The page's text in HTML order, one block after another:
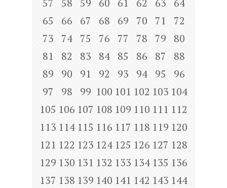
65
66 67 68 69 70 71
72
73
74 75 76 77 78 79
80
81
82 83 84 85 86 87
88
89
90 91 92 93 94 95
96
97
98 99 100 101 102 103 104
105 106 107 108 109 110 111 112
113 114 115 116 117 118 119 120
121 122 123 124 125 126 127 128
129 130 131 132 133 134 135 136
137 138 139 140 141 142 143 144